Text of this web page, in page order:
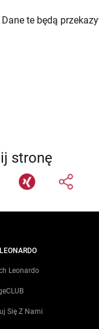
te będą
stronę
Leonardo
Się Z Nami